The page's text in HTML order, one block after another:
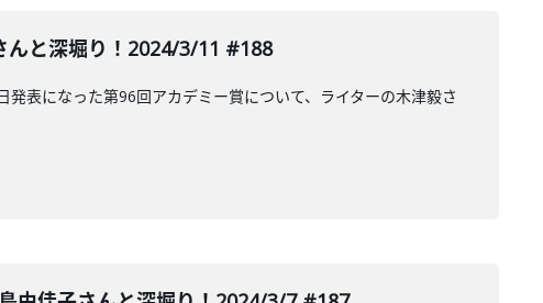
んと深堀り！2024/3/11 #188
表になった第96回アカデミー賞について、ライターの木津毅さ